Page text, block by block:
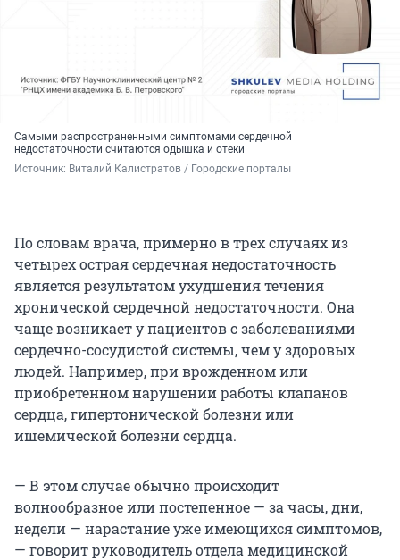
Самыми распространенными симптомами сердечной
недостаточности считаются одышка и отеки
Источник: Виталий Калистратов / Городские порталы
По словам врача, примерно в трех случаях из
четырех острая сердечная недостаточность
является результатом ухудшения течения
хронической сердечной недостаточности. Она
чаще возникает у пациентов с заболеваниями
сердечно-сосудистой системы, чем у здоровых
людей. Например, при врожденном или
приобретенном нарушении работы клапанов
сердца, гипертонической болезни или
ишемической болезни сердца.
— В этом случае обычно происходит
волнообразное или постепенное — за часы, дни,
недели — нарастание уже имеющихся симптомов,
— говорит руководитель отдела медицинской